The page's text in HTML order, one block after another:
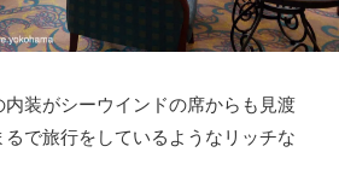
内装がシーウインドの席からも見渡
で旅行をしているようなリッチな